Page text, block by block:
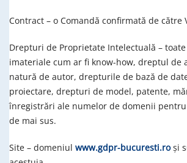
Contract – o Comandă confirmată de către
Drepturi de Proprietate Intelectuală –
imateriale cum ar fi know-how, dreptul de
natură de autor, drepturile de bază de
proiectare, drepturi de model, patente,
înregistrări ale numelor de domenii
de mai sus.
Site – domeniul www.gdpr-bucuresti.roși